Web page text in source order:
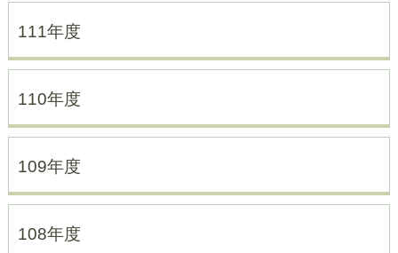
111年度
110年度
109年度
108年度